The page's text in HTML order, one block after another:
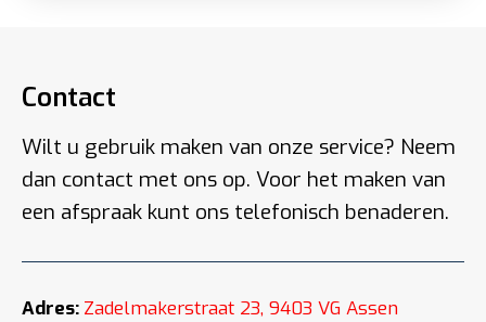
Contact
Wilt u gebruik maken van onze service? Neem
dan contact met ons op. Voor het maken van
een afspraak kunt ons telefonisch benaderen.
Adres: Zadelmakerstraat 23, 9403 VG Assen